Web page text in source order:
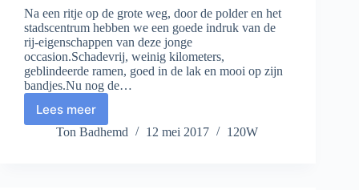
Na een ritje op de grote weg, door de polder en het
stadscentrum hebben we een goede indruk van de
rij-eigenschappen van deze jonge
occasion.Schadevrij, weinig kilometers,
geblindeerde ramen, goed in de lak en mooi op zijn
bandjes.Nu nog de…
Lees meer
Deal
Ton Badhemd 12 mei 2017 120W